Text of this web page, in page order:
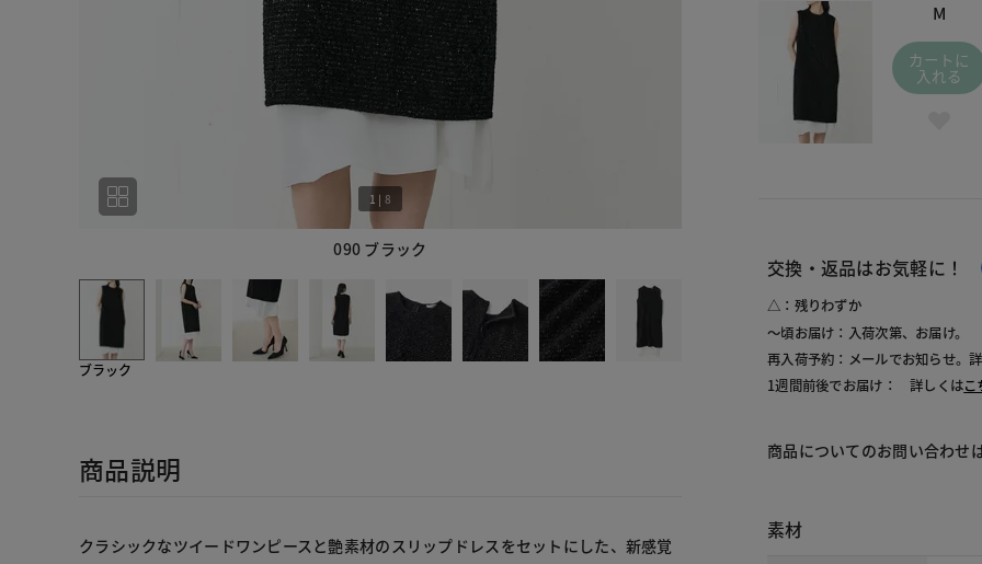
090 ブラック
1 | 8
ブラック
商品説明
クラシックなツイードワンピースと艶素材のスリップドレスをセットにした、新感覚
M
カートに
入れる
交換・返品はお気軽に！
△：残りわずか
～頃お届け：入荷次第、お届け。
再入荷予約：メールでお知らせ。
1週間前後でお届け： 詳しくはこ
商品についてのお問い合わせ
素材